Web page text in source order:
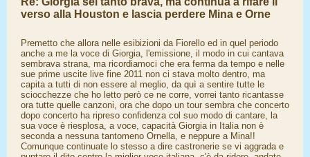
verso alla Houston e lascia perdere Mina e Orne
Premetto che allora nelle esibizioni da Fiorello ed in quel periodo
anche a me la voce di Giorgia, l'emissione, il modo in cui cantava
sembrava strana, ma ricordiamoci che era ferma da tempo e nelle
sue prime uscite live fine 2011 non ci stava molto dentro, ma
capita a tutti di non essere al meglio, da quì a sentire tutte le
sciocchezze che ho letto però ce ne corre, vorrei tanto ricantasse
ora tutte quelle canzoni, ora che dopo un tour sembra che concerto
dopo concerto ha ripreso confidenza col suo modo di cantare, la
sua voce è riesplosa, a voce, capacità Giorgia in Italia non è
seconda a nessuna tantomeno Ornella, e neppure a Mina!!
Comunque continuate lo stesso a dire castronerie se vi aggrada e